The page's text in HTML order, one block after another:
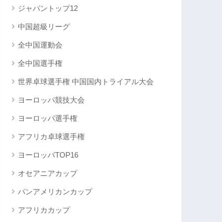
ジャパントップ12
中国超級リーグ
全中国運動会
全中国選手権
世界卓球選手権 中国国内トライアル大会
ヨーロッパ競技大会
ヨーロッパ選手権
アフリカ卓球選手権
ヨーロッパTOP16
オセアニアカップ
パンアメリカンカップ
アフリカカップ